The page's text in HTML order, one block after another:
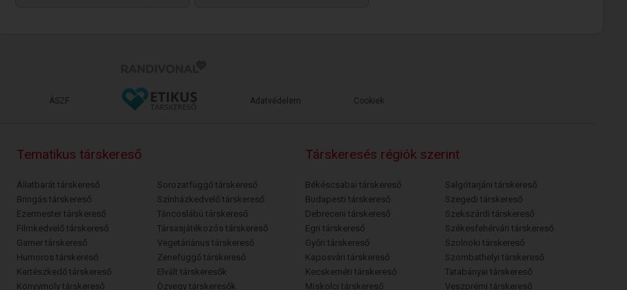
ÁSZF Adatvédelem Cookiek
Tematikus társkereső
Állatbarát társkereső
Bringás társkereső
Ezermester társkereső
Filmkedvelő társkereső
Gamer társkereső
Humoros társkereső
Kertészkedő társkereső
Könyvmoly társkereső
Sorozatfüggő társkereső
Színházkedvelő társkereső
Táncoslábú társkereső
Társasjátékozós társkereső
Vegetáriánus társkereső
Zenefüggő társkereső
Elvált társkeresők
Özvegy társkeresők
Társkeresés régiók szerint
Békéscsabai társkereső
Budapesti társkereső
Debreceni társkereső
Egri társkereső
Győri társkereső
Kaposvári társkereső
Kecskeméti társkereső
Miskolci társkereső
Salgótarjáni társkereső
Szegedi társkereső
Szekszárdi társkereső
Székesfehérvári társkereső
Szolnoki társkereső
Szombathelyi társkereső
Tatabányai társkereső
Veszprémi társkereső